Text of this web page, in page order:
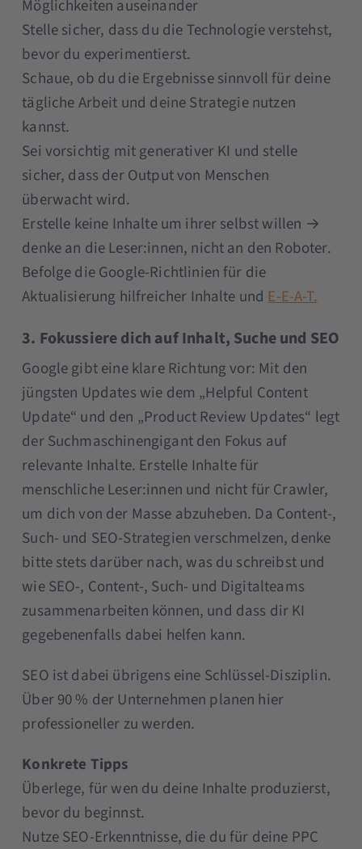
Möglichkeiten auseinander
Stelle sicher, dass du die Technologie verstehst,
bevor du experimentierst.
Schaue, ob du die Ergebnisse sinnvoll für deine
tägliche Arbeit und deine Strategie nutzen
kannst.
Sei vorsichtig mit generativer KI und stelle
sicher, dass der Output von Menschen
überwacht wird.
Erstelle keine Inhalte um ihrer selbst willen →
denke an die Leser:innen, nicht an den Roboter.
Befolge die Google-Richtlinien für die
Aktualisierung hilfreicher Inhalte undE-E-A-T.
3. Fokussiere dich auf Inhalt, Suche und SEO
Google gibt eine klare Richtung vor: Mit den
jüngsten Updates wie dem „Helpful Content
Update“ und den „Product Review Updates“ legt
der Suchmaschinengigant den Fokus auf
relevante Inhalte. Erstelle Inhalte für
menschliche Leser:innen und nicht für Crawler,
um dich von der Masse abzuheben. Da Content-,
Such- und SEO-Strategien verschmelzen, denke
bitte stets darüber nach, was du schreibst und
wie SEO-, Content-, Such- und Digitalteams
zusammenarbeiten können, und dass dir KI
gegebenenfalls dabei helfen kann.
SEO ist dabei übrigens eine Schlüssel-Disziplin.
Über 90 % der Unternehmen planen hier
professioneller zu werden.
Konkrete Tipps
Überlege, für wen du deine Inhalte produzierst,
bevor du beginnst.
Nutze SEO-Erkenntnisse, die du für deine PPC